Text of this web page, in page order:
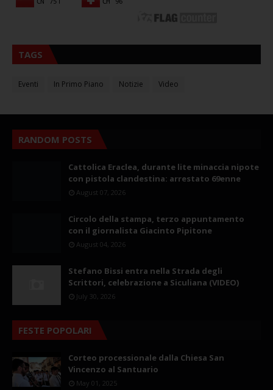
TAGS
Eventi In Primo Piano Notizie Video
RANDOM POSTS
Cattolica Eraclea, durante lite minaccia nipote
con pistola clandestina: arrestato 69enne
August 07, 2026
Circolo della stampa, terzo appuntamento
con il giornalista Giacinto Pipitone
August 04, 2026
Stefano Bissi entra nella Strada degli
Scrittori, celebrazione a Siculiana (VIDEO)
July 30, 2026
FESTE POPOLARI
Corteo processionale dalla Chiesa San
Vincenzo al Santuario
May 01, 2025